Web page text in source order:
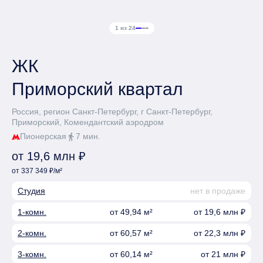
1 из 24
ЖК
Приморский квартал
Россия, регион Санкт-Петербург, г Санкт-Петербург,
Приморский, Комендантский аэродром
Пионерская directions_walk7 мин.
от 19,6 млн ₽
от 337 349 ₽/м²
Студия нет в продаже
1-комн. от 49,94 м² от 19,6 млн ₽
2-комн. от 60,57 м² от 22,3 млн ₽
3-комн. от 60,14 м² от 21 млн ₽